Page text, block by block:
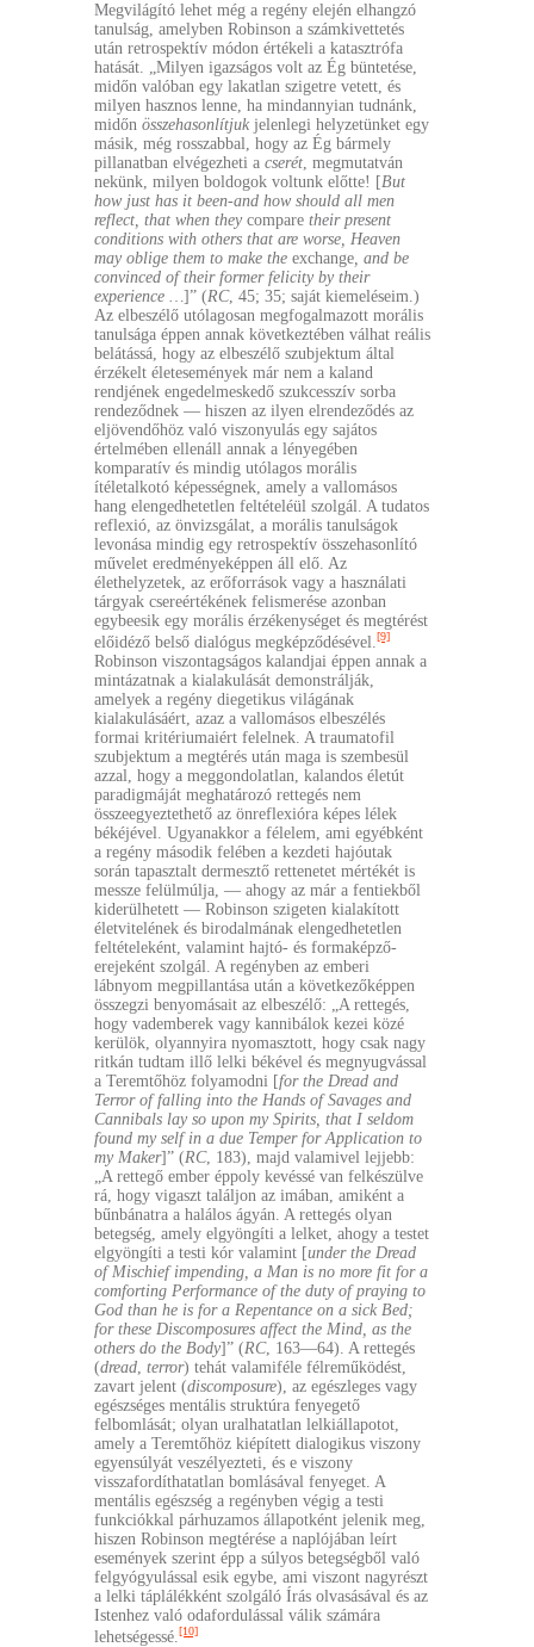
Megvilágító lehet még a regény elején elhangzó
tanulság, amelyben Robinson a számkivettetés
után retrospektív módon értékeli a katasztrófa
hatását. „Milyen igazságos volt az Ég büntetése,
midőn valóban egy lakatlan szigetre vetett, és
milyen hasznos lenne, ha mindannyian tudnánk,
midőn összehasonlítjuk jelenlegi helyzetünket egy
másik, még rosszabbal, hogy az Ég bármely
pillanatban elvégezheti a cserét, megmutatván
nekünk, milyen boldogok voltunk előtte! [But
how just has it been-and how should all men
reflect, that when they compare their present
conditions with others that are worse, Heaven
may oblige them to make the exchange, and be
convinced of their former felicity by their
experience …]” (RC, 45; 35; saját kiemeléseim.)
Az elbeszélő utólagosan megfogalmazott morális
tanulsága éppen annak következtében válhat reális
belátássá, hogy az elbeszélő szubjektum által
érzékelt életesemények már nem a kaland
rendjének engedelmeskedő szukcesszív sorba
rendeződnek — hiszen az ilyen elrendeződés az
eljövendőhöz való viszonyulás egy sajátos
értelmében ellenáll annak a lényegében
komparatív és mindig utólagos morális
ítéletalkotó képességnek, amely a vallomásos
hang elengedhetetlen feltételéül szolgál. A tudatos
reflexió, az önvizsgálat, a morális tanulságok
levonása mindig egy retrospektív összehasonlító
művelet eredményeképpen áll elő. Az
élethelyzetek, az erőforrások vagy a használati
tárgyak csereértékének felismerése azonban
egybeesik egy morális érzékenységet és megtérést
előidéző belső dialógus megképződésével. [9]
Robinson viszontagságos kalandjai éppen annak a
mintázatnak a kialakulását demonstrálják,
amelyek a regény diegetikus világának
kialakulásáért, azaz a vallomásos elbeszélés
formai kritériumaiért felelnek. A traumatofil
szubjektum a megtérés után maga is szembesül
azzal, hogy a meggondolatlan, kalandos életút
paradigmáját meghatározó rettegés nem
összeegyeztethető az önreflexióra képes lélek
békéjével. Ugyanakkor a félelem, ami egyébként
a regény második felében a kezdeti hajóutak
során tapasztalt dermesztő rettenetet mértékét is
messze felülmúlja, — ahogy az már a fentiekből
kiderülhetett — Robinson szigeten kialakított
életvitelének és birodalmának elengedhetetlen
feltételeként, valamint hajtó- és formaképző-
erejeként szolgál. A regényben az emberi
lábnyom megpillantása után a következőképpen
összegzi benyomásait az elbeszélő: „A rettegés,
hogy vademberek vagy kannibálok kezei közé
kerülök, olyannyira nyomasztott, hogy csak nagy
ritkán tudtam illő lelki békével és megnyugvással
a Teremtőhöz folyamodni [for the Dread and
Terror of falling into the Hands of Savages and
Cannibals lay so upon my Spirits, that I seldom
found my self in a due Temper for Application to
my Maker]” (RC, 183), majd valamivel lejjebb:
„A rettegő ember éppoly kevéssé van felkészülve
rá, hogy vigaszt találjon az imában, amiként a
bűnbánatra a halálos ágyán. A rettegés olyan
betegség, amely elgyöngíti a lelket, ahogy a testet
elgyöngíti a testi kór valamint [under the Dread
of Mischief impending, a Man is no more fit for a
comforting Performance of the duty of praying to
God than he is for a Repentance on a sick Bed;
for these Discomposures affect the Mind, as the
others do the Body]” (RC, 163—64). A rettegés
(dread terror) tehát valamiféle félreműködést,
zavart jelent (discomposure), az egészleges vagy
egészséges mentális struktúra fenyegető
felbomlását; olyan uralhatatlan lelkiállapotot,
amely a Teremtőhöz kiépített dialogikus viszony
egyensúlyát veszélyezteti, és e viszony
visszafordíthatatlan bomlásával fenyeget. A
mentális egészség a regényben végig a testi
funkciókkal párhuzamos állapotként jelenik meg,
hiszen Robinson megtérése a naplójában leírt
események szerint épp a súlyos betegségből való
felgyógyulással esik egybe, ami viszont nagyrészt
a lelki táplálékként szolgáló Írás olvasásával és az
Istenhez való odafordulással válik számára
lehetségessé. [10]